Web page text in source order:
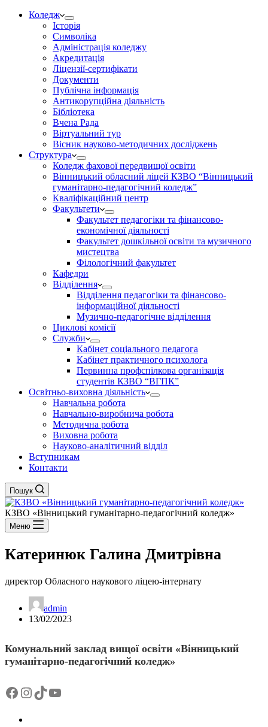
Коледж
Історія
Символіка
Адміністрація коледжу
Акредитація
Ліцензії-сертифікати
Документи
Публічна інформація
Антикорупційна діяльність
Бібліотека
Вчена Рада
Віртуальний тур
Вісник науково-методичних досліджень
Структура
Коледж фахової передвищої освіти
Вінницький обласний ліцей КЗВО “Вінницький
гуманітарно-педагогічний коледж”
Кваліфікаційний центр
Факультети
Факультет педагогіки та фінансово-
економічної діяльності
Факультет дошкільної освіти та музичного
мистецтва
Філологічний факультет
Кафедри
Відділення
Відділення педагогіки та фінансово-
інформаційної діяльності
Музично-педагогічне відділення
Циклові комісії
Служби
Кабінет соціального педагога
Кабінет практичного психолога
Первинна профспілкова організація
студентів КЗВО “ВГПК”
Освітньо-виховна діяльність
Навчальна робота
Навчально-виробнича робота
Методична робота
Виховна робота
Науково-аналітичний відділ
Вступникам
Контакти
Пошук
КЗВО «Вінницький гуманітарно-педагогічний коледж»
Меню
Катеринюк Галина Дмитрівна
директор Обласного наукового ліцею-інтернату
admin
13/02/2023
Комунальний заклад вищої освіти «Вінницький
гуманітарно-педагогічний коледж»
Facebook
Instagram
TikTok
YouTube